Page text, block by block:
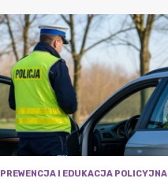
PREWENCJA I EDUKACJA POLICYJNA